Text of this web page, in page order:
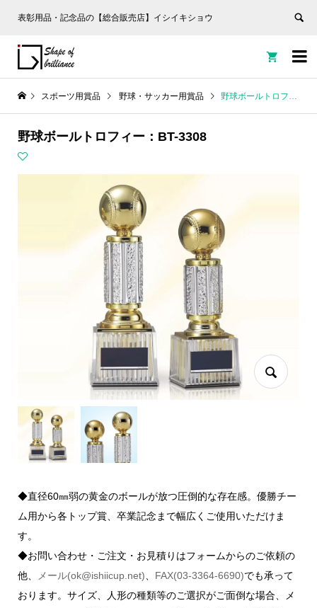
表彰用品・記念品の【総合販売店】イシイキショウ


スポーツ用賞品 野球・サッカー用賞品 野球ボールトロフィー：BT-3308
野球ボールトロフィー：BT-3308
◆直径60㎜弱の黄金のボールが放つ圧倒的な存在感。優勝チー
ム用から各トップ賞、卒業記念まで幅広くご使用いただけま
す。
◆お問い合わせ・ご注文・お見積りはフォームからのご依頼の
他、
メール(ok@ishiicup.net) FAX(03-3364-6690)でも承って
おります。サイズ、人形の種類等のご選択がご面倒な場合、メ